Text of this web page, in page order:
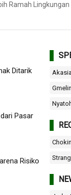
Ramah Lingkungan
Ditarik
Pasar
Risiko
Akasia